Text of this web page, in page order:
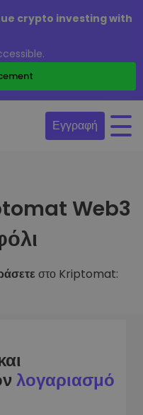
crypto investing with
Εγγραφή
Web3
στο Kriptomat:
λογαριασμό